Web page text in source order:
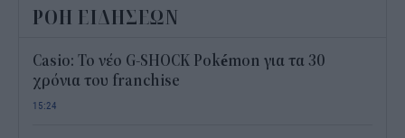
ΡΟΗ ΕΙΔΗΣΕΩΝ
Casio: Το νέο G-SHOCK Pokémon για τα 30
χρόνια του franchise
15:24